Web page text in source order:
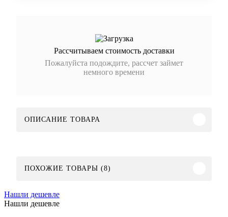
Рассчитываем стоимость доставки
Пожалуйста подождите, рассчет займет
немного времени
ОПИСАНИЕ ТОВАРА
ПОХОЖИЕ ТОВАРЫ (8)
Нашли дешевле
Нашли дешевле